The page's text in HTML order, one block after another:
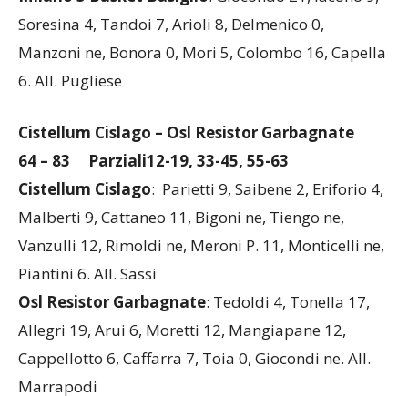
Soresina 4, Tandoi 7, Arioli 8, Delmenico 0,
Manzoni ne, Bonora 0, Mori 5, Colombo 16, Capella
6. All. Pugliese
Cistellum Cislago – Osl Resistor Garbagnate
64 – 83 Parziali12-19, 33-45, 55-63
Cistellum Cislago: Parietti 9, Saibene 2, Eriforio 4,
Malberti 9, Cattaneo 11, Bigoni ne, Tiengo ne,
Vanzulli 12, Rimoldi ne, Meroni P. 11, Monticelli ne,
Piantini 6. All. Sassi
Osl Resistor Garbagnate: Tedoldi 4, Tonella 17,
Allegri 19, Arui 6, Moretti 12, Mangiapane 12,
Cappellotto 6, Caffarra 7, Toia 0, Giocondi ne. All.
Marrapodi